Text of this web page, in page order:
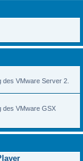
des VMware Server 2.
des VMware GSX